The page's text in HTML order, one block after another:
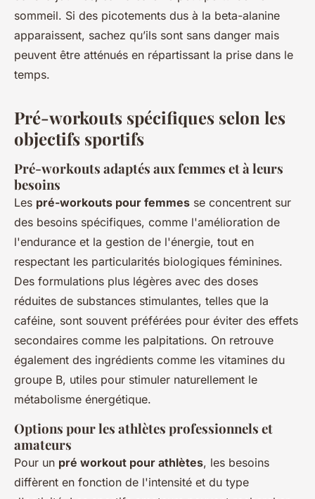
sommeil. Si des picotements dus à la beta-alanine
apparaissent, sachez qu’ils sont sans danger mais
peuvent être atténués en répartissant la prise dans le
temps.
Pré-workouts spécifiques selon les
objectifs sportifs
Pré-workouts adaptés aux femmes et à leurs
besoins
Les pré-workouts pour femmes se concentrent sur
des besoins spécifiques, comme l'amélioration de
l'endurance et la gestion de l'énergie, tout en
respectant les particularités biologiques féminines.
Des formulations plus légères avec des doses
réduites de substances stimulantes, telles que la
caféine, sont souvent préférées pour éviter des effets
secondaires comme les palpitations. On retrouve
également des ingrédients comme les vitamines du
groupe B, utiles pour stimuler naturellement le
métabolisme énergétique.
Options pour les athlètes professionnels et
amateurs
Pour un pré workout pour athlètes, les besoins
diffèrent en fonction de l'intensité et du type